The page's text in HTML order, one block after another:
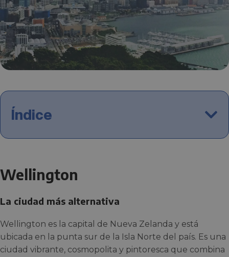
Índice
Wellington
La ciudad más alternativa
Wellington es la capital de Nueva Zelanda y está
ubicada en la punta sur de la Isla Norte del país. Es una
ciudad vibrante, cosmopolita y pintoresca que combina